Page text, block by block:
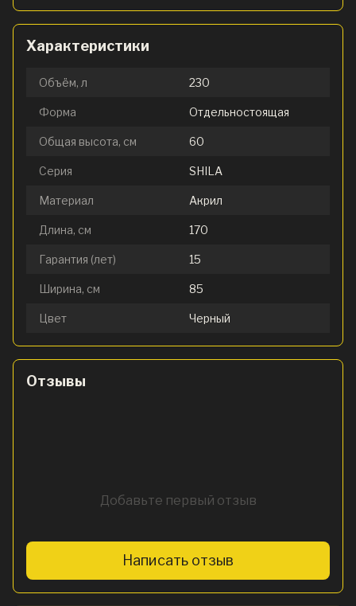
Характеристики
Объём, л 230
Форма Отдельностоящая
Общая высота, см 60
Серия SHILA
Материал Акрил
Длина, см 170
Гарантия (лет) 15
Ширина, см 85
Цвет Черный
Отзывы
Добавьте первый отзыв
Написать отзыв